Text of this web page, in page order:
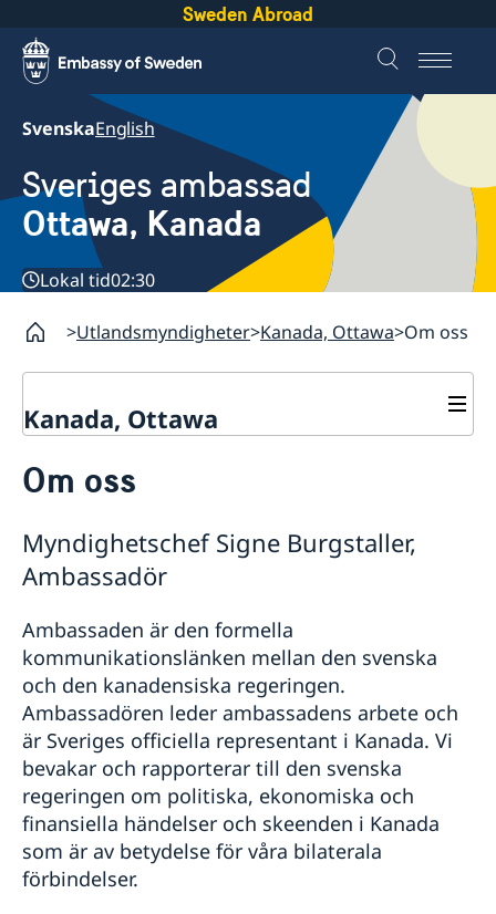
Sweden Abroad
SvenskaEnglish
Sveriges ambassad
Ottawa, Kanada
Lokal tid02:30
Utlandsmyndigheter Kanada, Ottawa Om oss
Kanada, Ottawa
Om oss
Vi är en resurs för svenska företag
Team Sweden
Svenska företag i Kanada
Anmäl handelshinder
Aktuellt
Nyheter
Om oss
Myndighetschef Signe Burgstaller,
Ambassadör
Ambassaden är den formella
kommunikationslänken mellan den svenska
och den kanadensiska regeringen.
Ambassadören leder ambassadens arbete och
är Sveriges officiella representant i Kanada. Vi
bevakar och rapporterar till den svenska
regeringen om politiska, ekonomiska och
finansiella händelser och skeenden i Kanada
som är av betydelse för våra bilaterala
förbindelser.